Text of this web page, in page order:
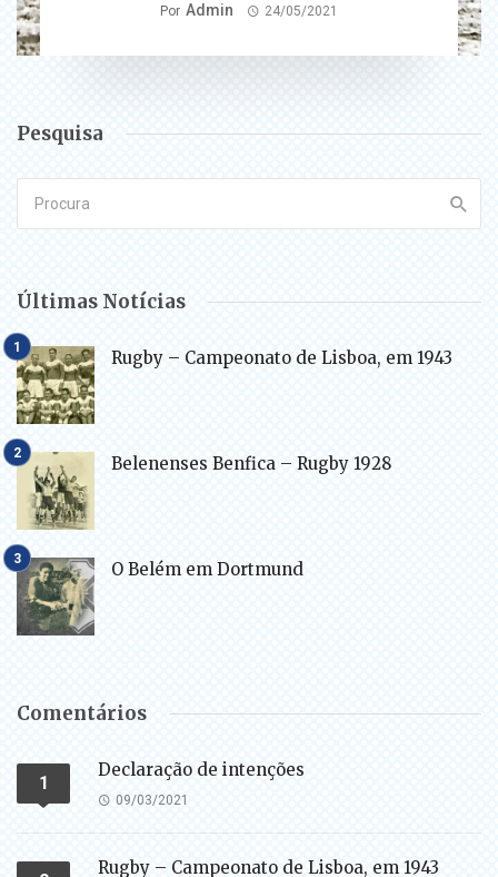
Por Admin 24/05/2021
Pesquisa
Últimas Notícias
Rugby – Campeonato de Lisboa, em 1943
Belenenses Benfica – Rugby 1928
O Belém em Dortmund
Comentários
1
Declaração de intenções
09/03/2021
Rugby – Campeonato de Lisboa, em 1943